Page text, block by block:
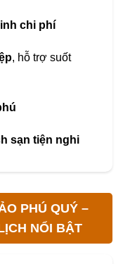
chi phí
, hỗ trợ suốt
sạn tiện nghi
PHÚ QUÝ –
NỔI BẬT